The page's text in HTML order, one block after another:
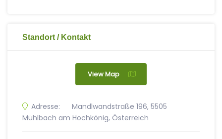
Standort / Kontakt
View Map
Adresse:
Mandlwandstraße 196, 5505
Mühlbach am Hochkönig, Österreich